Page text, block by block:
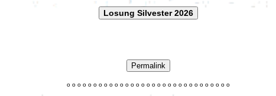
Losung Silvester 2026
Permalink
o o o o o o o o o o o o o o o o o o o o o o o o o o o o o o o